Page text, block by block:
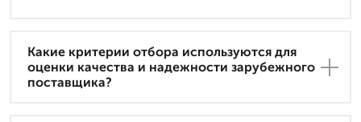
Какие критерии отбора используются для
оценки качества и надежности зарубежного
поставщика?